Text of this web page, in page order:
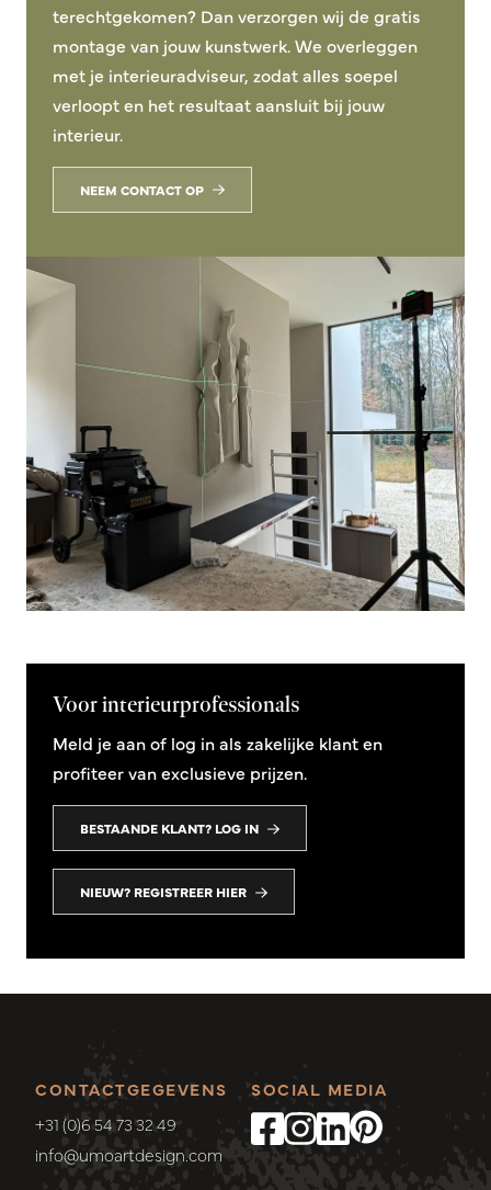
terechtgekomen? Dan verzorgen wij de gratis
montage van jouw kunstwerk. We overleggen
met je interieuradviseur, zodat alles soepel
verloopt en het resultaat aansluit bij jouw
interieur.
NEEM CONTACT OP
Voor interieurprofessionals
Meld je aan of log in als zakelijke klant en
profiteer van exclusieve prijzen.
BESTAANDE KLANT? LOG IN
NIEUW? REGISTREER HIER
CONTACTGEGEVENS
+31 (0)6 54 73 32 49
info@umoartdesign.com
SOCIAL MEDIA